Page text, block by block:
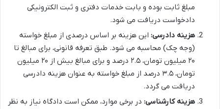
مبلغ ثابت بوده و بابت خدمات دفتری و ثبت الکترونیکی
دادخواست دریافت می شود.
هزینه دادرسی: این هزینه بر اساس درصدی از مبلغ خواسته
(وجه چک) محاسبه می شود. طبق تعرفه قانونی، برای مبالغ تا
۲۰ میلیون تومان، ۲.۵ درصد و برای مبالغ بیش از ۲۰ میلیون
تومان، ۳.۵ درصد از مبلغ خواسته به عنوان هزینه دادرسی
دریافت می گردد.
هزینه کارشناسی: در برخی موارد، ممکن است دادگاه نیاز به نظر